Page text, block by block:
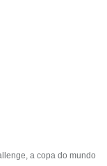
a copa do mundo